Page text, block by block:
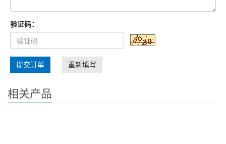
验证码：
提交订单 重新填写
相关产品